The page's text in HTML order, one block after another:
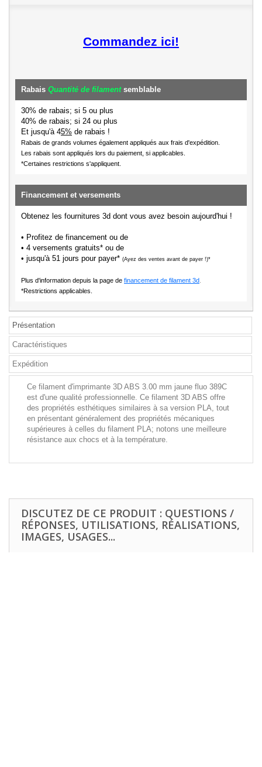
Commandez ici!
Rabais Quantité de filamentsemblable
30% de rabais; si 5 ou plus
40% de rabais; si 24 ou plus
Et jusqu'à 45% de rabais !
Rabais de grands volumes également appliqués aux frais d'expédition.
Les rabais sont appliqués lors du paiement, si applicables.
*Certaines restrictions s'appliquent.
Financement et versements
Obtenez les fournitures 3d dont vous avez besoin aujourd'hui !
• Profitez de financement ou de
• 4 versements gratuits* ou de
• jusqu'à 51 jours pour payer* (Ayez des ventes avant de payer !)*
Plus d'information depuis la page de financement de filament 3d
*Restrictions applicables.
Présentation
Caractéristiques
Expédition
Ce filament d'imprimante 3D ABS 3.00 mm jaune fluo 389C
est d'une qualité professionnelle. Ce filament 3D ABS offre
des propriétés esthétiques similaires à sa version PLA, tout
en présentant généralement des propriétés mécaniques
supérieures à celles du filament PLA; notons une meilleure
résistance aux chocs et à la température.
DISCUTEZ DE CE PRODUIT : QUESTIONS /
RÉPONSES, UTILISATIONS, RÉALISATIONS,
IMAGES, USAGES...